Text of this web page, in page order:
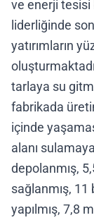
ve enerji tesisi
liderliğinde
yatırımların
tarlaya su
fabrikada
içinde
alanı
depolanmış,
sağlanmış,
yapılmış, 7,8